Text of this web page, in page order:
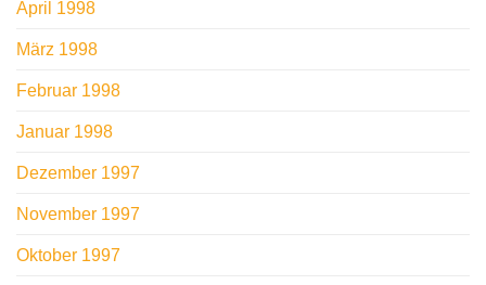
April 1998
März 1998
Februar 1998
Januar 1998
Dezember 1997
November 1997
Oktober 1997